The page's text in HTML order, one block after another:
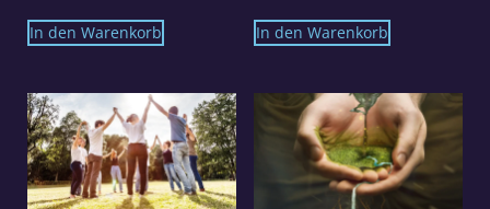
In den Warenkorb In den Warenkorb